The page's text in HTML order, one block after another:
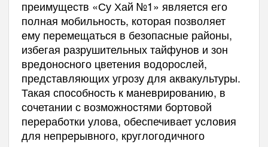
преимуществ «Су Хай №1» является его
полная мобильность, которая позволяет
ему перемещаться в безопасные районы,
избегая разрушительных тайфунов и зон
вредоносного цветения водорослей,
представляющих угрозу для аквакультуры.
Такая способность к маневрированию, в
сочетании с возможностями бортовой
переработки улова, обеспечивает условия
для непрерывного, круглогодичного